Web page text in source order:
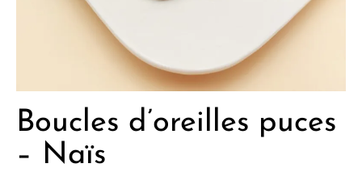
Boucles d’oreilles puces
– Naïs